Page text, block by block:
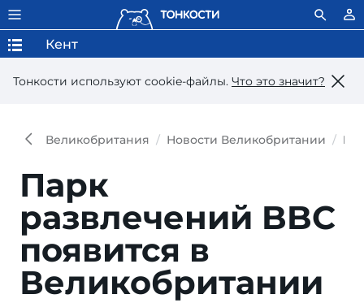
Тонкости используют сookie-файлы. Что это значит?
Кент
Великобритания Новости Великобритании
Парк
развлечений BBC
появится в
Великобритании